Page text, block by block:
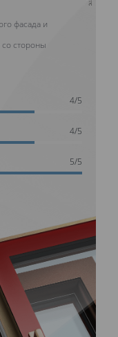
фасада и
стороны
4/5
4/5
5/5